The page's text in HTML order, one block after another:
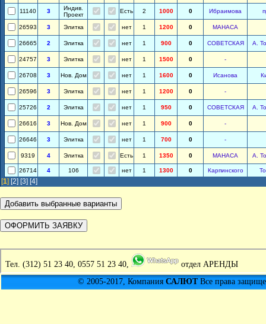
11140 3
Индив.
Проект
Есть 2 1000 0 Ибраимова
26593 3 Элитка нет 1 1200 0 МАНАСА
26665 2 Элитка нет 1 900 0 СОВЕТСКАЯ А.
24757 3 Элитка нет 1 1500 0 -
26708 3 Нов. Дом нет 1 1600 0 Исанова
26596 3 Элитка нет 1 1200 0 -
25726 2 Элитка нет 1 950 0 СОВЕТСКАЯ А.
26616 3 Нов. Дом нет 1 900 0 -
26646 3 Элитка нет 1 700 0 -
9319 4 Элитка Есть 1 1350 0 МАНАСА А.
26714 4 106 нет 1 1300 0 Карпинского
[1] [2] [3] [4]
Тел. (312) 51 23 40, 0557 51 23 40,
отдел АРЕНДЫ
© 2005-2017, Компания САЛЮТВсе права